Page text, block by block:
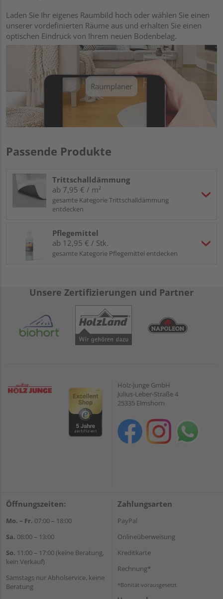
Laden Sie Ihr eigenes Raumbild hoch oder wählen Sie einen
unserer vordefinierten Räume aus und erhalten Sie einen
optischen Eindruck von Ihrem neuen Bodenbelag.
Raumplaner
Passende Produkte
Trittschalldämmung
ab 7,95 € / m²
gesamte Kategorie Trittschalldämmung
entdecken
Pflegemittel
ab 12,95 € / Stk.
gesamte Kategorie Pflegemittel entdecken
Unsere Zertifizierungen und Partner
Holz-Junge GmbH
Julius-Leber-Straße 4
25335 Elmshorn
Öffnungszeiten:
Mo. – Fr. 07:00 – 18:00
Sa. 08:00 – 13:00
So. 11:00 – 17:00 (keine Beratung,
kein Verkauf)
Samstags nur Abholservice, keine
Beratung
Zahlungsarten
PayPal
Onlineüberweisung
Kreditkarte
Rechnung*
*Bonität vorausgesetzt